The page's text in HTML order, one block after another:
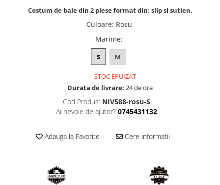
Costum de baie din 2 piese format din: slip si sutien.
Culoare: Rosu
Marime:
S M
STOC EPUIZAT
Durata de livrare: 24 de ore
Cod Produs: NIV588-rosu-S
Ai nevoie de ajutor? 0745431132
Adauga la Favorite Cere informatii